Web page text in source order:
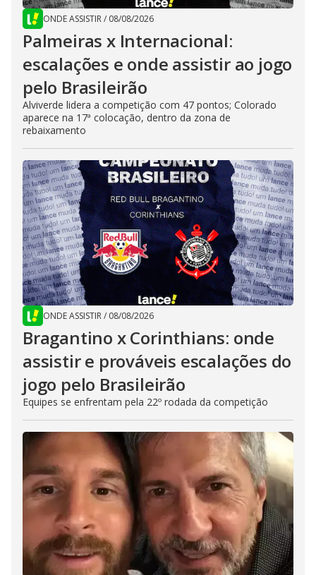
ONDE ASSISTIR/ 08/08/2026
Palmeiras x Internacional:
escalações e onde assistir ao jogo
pelo Brasileirão
Alviverde lidera a competição com 47 pontos; Colorado
aparece na 17ª colocação, dentro da zona de
rebaixamento
ONDE ASSISTIR/ 08/08/2026
Bragantino x Corinthians: onde
assistir e prováveis escalações do
jogo pelo Brasileirão
Equipes se enfrentam pela 22º rodada da competição